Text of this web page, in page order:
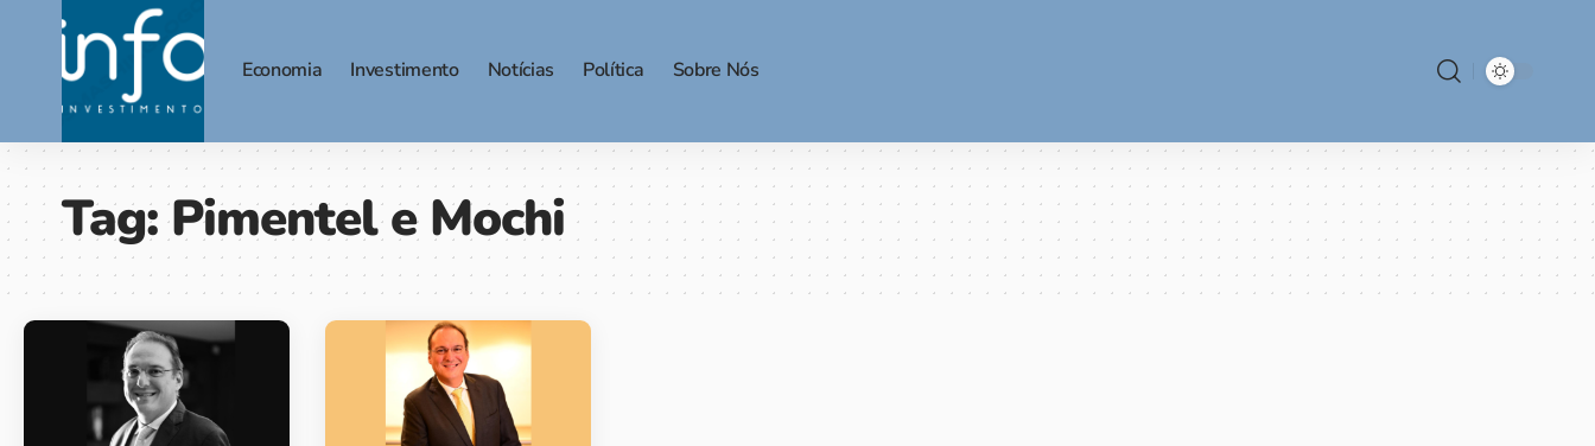
Economia Investimento Notícias Política Sobre Nós
Tag:Pimentel e Mochi